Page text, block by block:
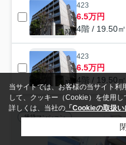
423
6.5万円
4階 / 19.50
423
6.5万円
4階 / 19.50
賃貸マンション
当サイトでは、お客様の当サイト利
して、クッキー（Cookie）を使用し
詳しくは、当社の 「Cookieの取扱い